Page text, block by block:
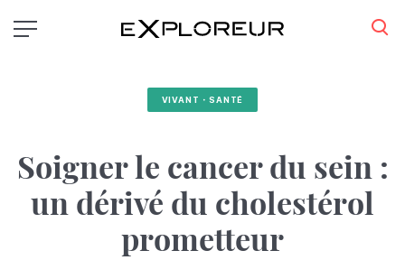
au
VIVANT・SANTÉ
Soigner le cancer du sein :
un dérivé du cholestérol
prometteur